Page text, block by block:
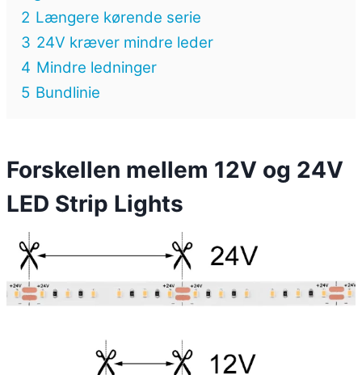
2 Længere kørende serie
3 24V kræver mindre leder
4 Mindre ledninger
5 Bundlinie
Forskellen mellem 12V og 24V
LED Strip Lights